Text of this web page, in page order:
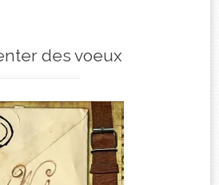
des voeux